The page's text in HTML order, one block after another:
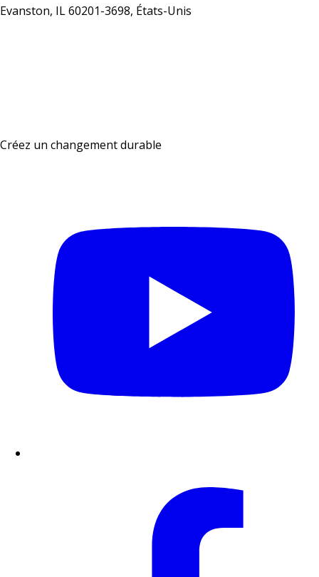
Evanston, IL 60201-3698, États-Unis
Créez un changement durable